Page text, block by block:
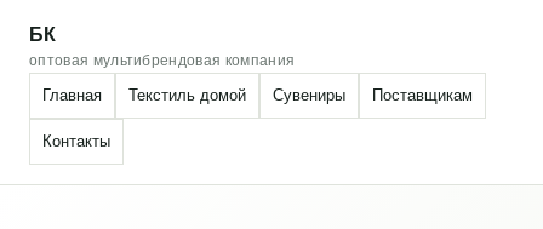
БК
оптовая мультибрендовая компания
Главная Текстиль домой Сувениры Поставщикам
Контакты